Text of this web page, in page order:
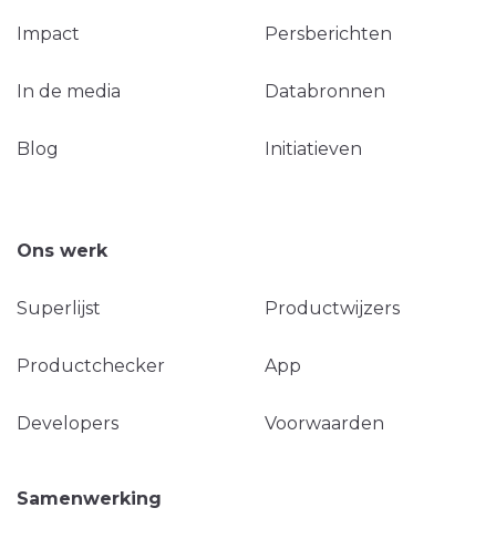
Impact Persberichten
In de media Databronnen
Blog Initiatieven
Ons werk
Superlijst Productwijzers
Productchecker App
Developers Voorwaarden
Samenwerking